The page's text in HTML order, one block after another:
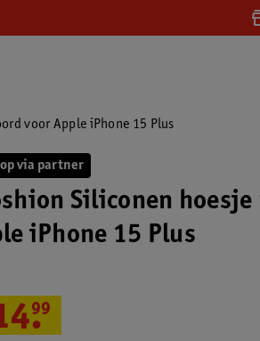
voor Apple iPhone 15 Plus
via partner
Siliconen
iPhone 15 Plus
.
99